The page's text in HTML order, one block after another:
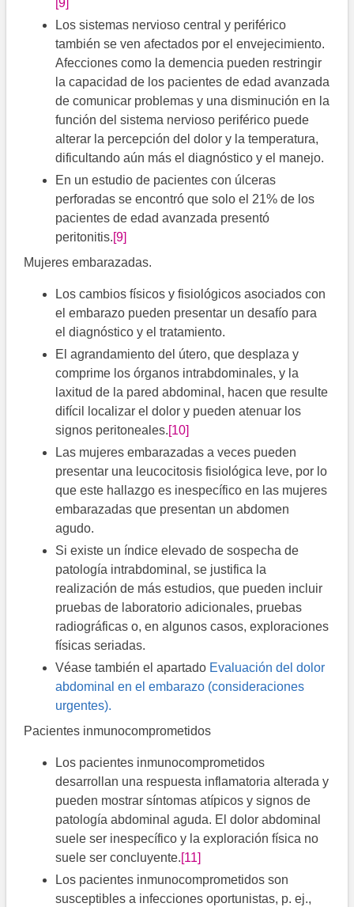
[9]
Los sistemas nervioso central y periférico
también se ven afectados por el envejecimiento.
Afecciones como la demencia pueden restringir
la capacidad de los pacientes de edad avanzada
de comunicar problemas y una disminución en la
función del sistema nervioso periférico puede
alterar la percepción del dolor y la temperatura,
dificultando aún más el diagnóstico y el manejo.
En un estudio de pacientes con úlceras
perforadas se encontró que solo el 21% de los
pacientes de edad avanzada presentó
peritonitis.[9]
Mujeres embarazadas.
Los cambios físicos y fisiológicos asociados con
el embarazo pueden presentar un desafío para
el diagnóstico y el tratamiento.
El agrandamiento del útero, que desplaza y
comprime los órganos intrabdominales, y la
laxitud de la pared abdominal, hacen que resulte
difícil localizar el dolor y pueden atenuar los
signos peritoneales.[10]
Las mujeres embarazadas a veces pueden
presentar una leucocitosis fisiológica leve, por lo
que este hallazgo es inespecífico en las mujeres
embarazadas que presentan un abdomen
agudo.
Si existe un índice elevado de sospecha de
patología intrabdominal, se justifica la
realización de más estudios, que pueden incluir
pruebas de laboratorio adicionales, pruebas
radiográficas o, en algunos casos, exploraciones
físicas seriadas.
Véase también el apartado Evaluación del dolor
abdominal en el embarazo (consideraciones
urgentes).
Pacientes inmunocomprometidos
Los pacientes inmunocomprometidos
desarrollan una respuesta inflamatoria alterada y
pueden mostrar síntomas atípicos y signos de
patología abdominal aguda. El dolor abdominal
suele ser inespecífico y la exploración física no
suele ser concluyente.[11]
Los pacientes inmunocomprometidos son
susceptibles a infecciones oportunistas, p. ej.,